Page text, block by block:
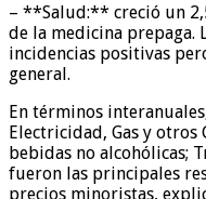
– **Salud:** creció un
de la medicina prepaga.
incidencias positivas
general.
En términos
Electricidad, Gas y
bebidas no alcohólicas;
fueron las principales
precios minoristas,